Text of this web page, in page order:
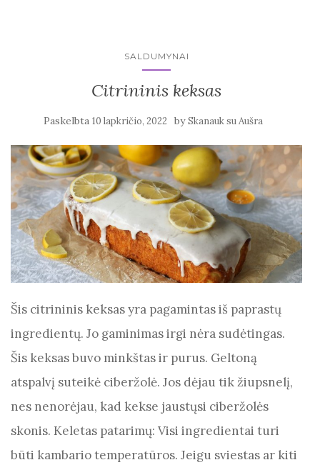
SALDUMYNAI
Citrininis keksas
Paskelbta 10 lapkričio, 2022 bySkanauk su Aušra
Šis citrininis keksas yra pagamintas iš paprastų
ingredientų. Jo gaminimas irgi nėra sudėtingas.
Šis keksas buvo minkštas ir purus. Geltoną
atspalvį suteikė ciberžolė. Jos dėjau tik žiupsnelį,
nes nenorėjau, kad kekse jaustųsi ciberžolės
skonis. Keletas patarimų: Visi ingredientai turi
būti kambario temperatūros. Jeigu sviestas ar kiti